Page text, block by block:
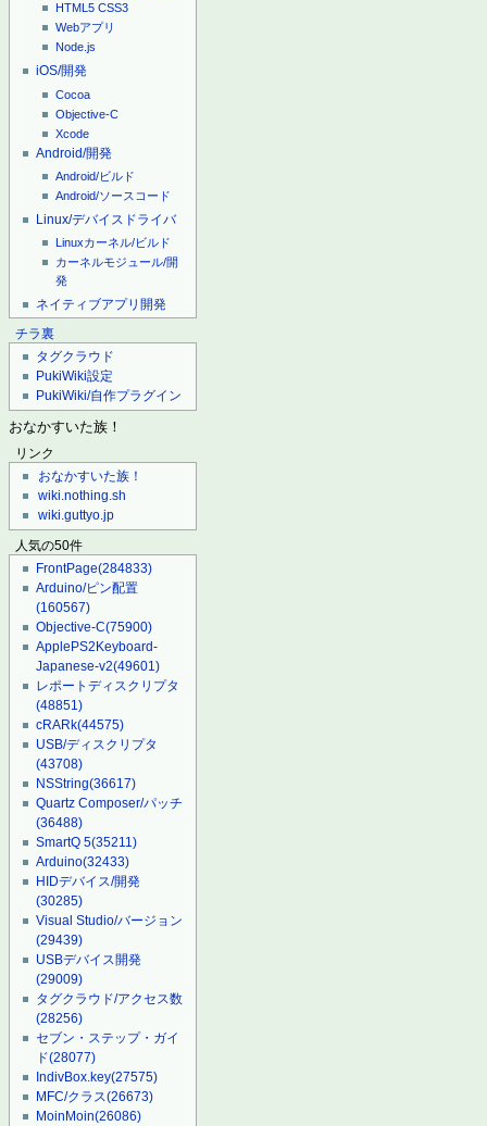
HTML5 CSS3
Webアプリ
Node.js
iOS/開発
Cocoa
Objective-C
Xcode
Android/開発
Android/ビルド
Android/ソースコード
Linux/デバイスドライバ
Linuxカーネル/ビルド
カーネルモジュール/開
発
ネイティブアプリ開発
チラ裏
タグクラウド
PukiWiki設定
PukiWiki/自作プラグイン
おなかすいた族！
リンク
おなかすいた族！
wiki.nothing.sh
wiki.guttyo.jp
人気の50件
FrontPage(284833)
Arduino/ピン配置
(160567)
Objective-C(75900)
ApplePS2Keyboard-
Japanese-v2(49601)
レポートディスクリプタ
(48851)
cRARk(44575)
USB/ディスクリプタ
(43708)
NSString(36617)
Quartz Composer/パッチ
(36488)
SmartQ 5(35211)
Arduino(32433)
HIDデバイス/開発
(30285)
Visual Studio/バージョン
(29439)
USBデバイス開発
(29009)
タグクラウド/アクセス数
(28256)
セブン・ステップ・ガイ
ド(28077)
IndivBox.key(27575)
MFC/クラス(26673)
MoinMoin(26086)